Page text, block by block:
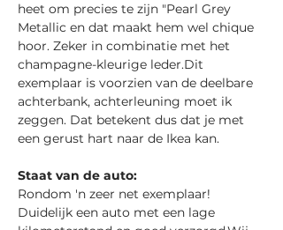
heet om precies te zijn "Pearl Grey
Metallic en dat maakt hem wel chique
hoor. Zeker in combinatie met het
champagne-kleurige leder.Dit
exemplaar is voorzien van de deelbare
achterbank, achterleuning moet ik
zeggen. Dat betekent dus dat je met
een gerust hart naar de Ikea kan.
Staat van de auto:
Rondom 'n zeer net exemplaar!
Duidelijk een auto met een lage